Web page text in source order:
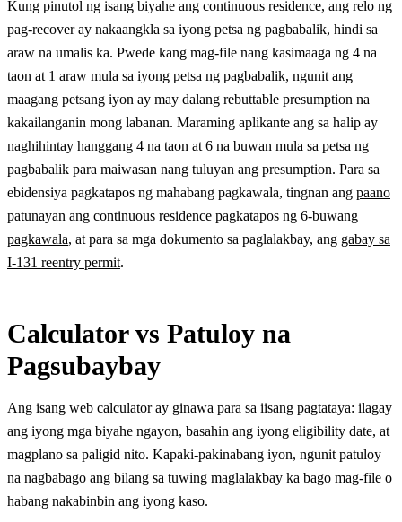
Kung pinutol ng isang biyahe ang continuous residence, ang relo ng
pag-recover ay nakaangkla sa iyong petsa ng pagbabalik, hindi sa
araw na umalis ka. Pwede kang mag-file nang kasimaaga ng 4 na
taon at 1 araw mula sa iyong petsa ng pagbabalik, ngunit ang
maagang petsang iyon ay may dalang rebuttable presumption na
kakailanganin mong labanan. Maraming aplikante ang sa halip ay
naghihintay hanggang 4 na taon at 6 na buwan mula sa petsa ng
pagbabalik para maiwasan nang tuluyan ang presumption. Para sa
ebidensiya pagkatapos ng mahabang pagkawala, tingnan ang paano
patunayan ang continuous residence pagkatapos ng 6-buwang
pagkawala, at para sa mga dokumento sa paglalakbay, ang gabay sa
I-131 reentry permit.
Calculator vs Patuloy na
Pagsubaybay
Ang isang web calculator ay ginawa para sa iisang pagtataya: ilagay
ang iyong mga biyahe ngayon, basahin ang iyong eligibility date, at
magplano sa paligid nito. Kapaki-pakinabang iyon, ngunit patuloy
na nagbabago ang bilang sa tuwing maglalakbay ka bago mag-file o
habang nakabinbin ang iyong kaso.